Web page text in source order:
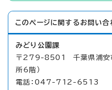
このページに関する お問い合
みどり公園課
〒279-8501 千葉県浦安市
所6階）
電話：047-712-6513